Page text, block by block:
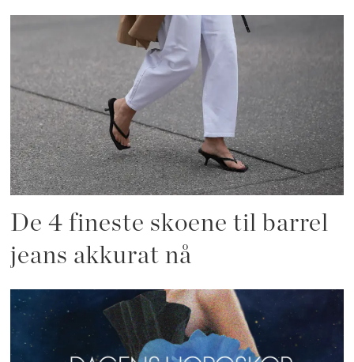
De 4 fineste skoene til barrel
jeans akkurat nå